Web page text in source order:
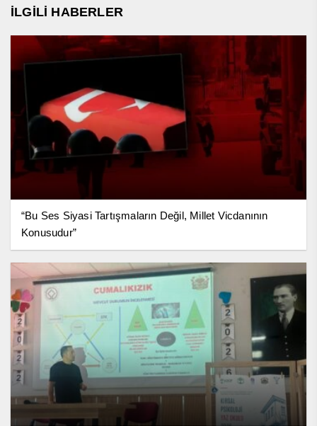
İLGİLİ HABERLER
“Bu Ses Siyasi Tartışmaların Değil, Millet Vicdanının
Konusudur”